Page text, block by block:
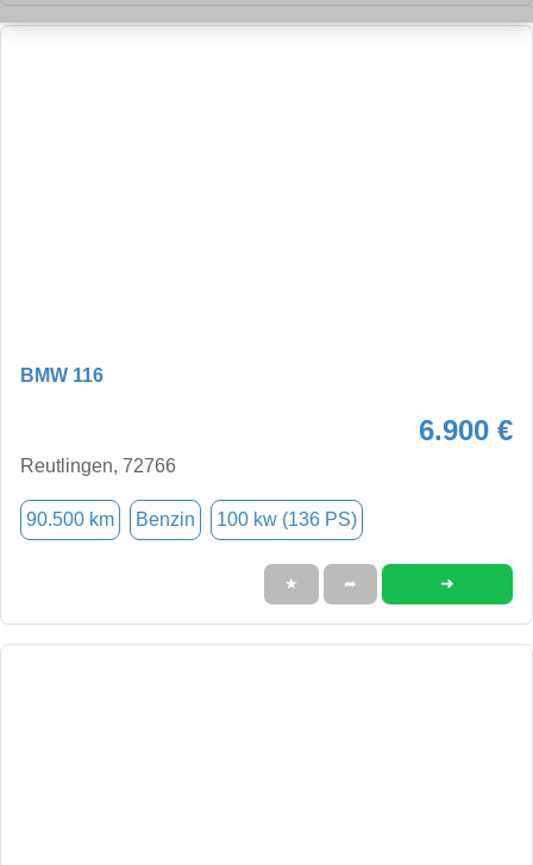
BMW 116
6.900 €
Reutlingen, 72766
90.500 km Benzin 100 kw (136 PS)
★ ➦ ➜